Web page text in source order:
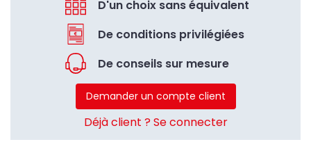
D'un choix sans équivalent
De conditions privilégiées
De conseils sur mesure
Demander un compte client
Déjà client ? Se connecter